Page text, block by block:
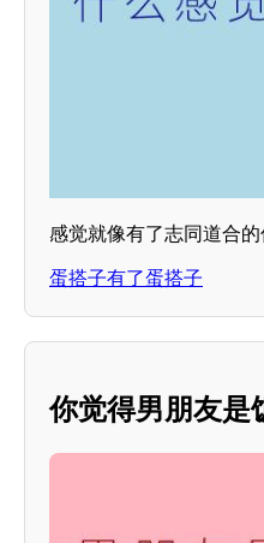
感觉就像有了志同道合
蛋搭子有了蛋搭子
你觉得男朋友是